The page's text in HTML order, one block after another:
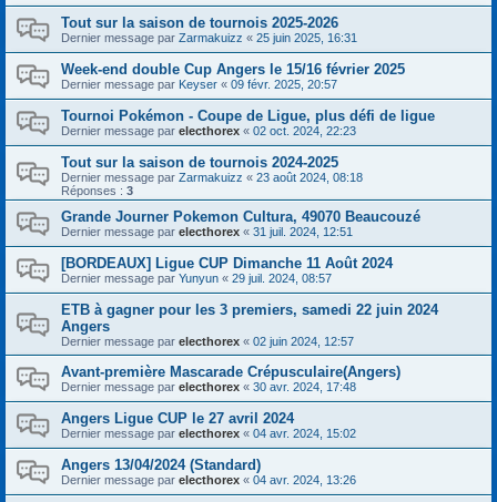
Tout sur la saison de tournois 2025-2026
Dernier message par Zarmakuizz « 25 juin 2025, 16:31
Week-end double Cup Angers le 15/16 février 2025
Dernier message par Keyser « 09 févr. 2025, 20:57
Tournoi Pokémon - Coupe de Ligue, plus défi de ligue
Dernier message par electhorex « 02 oct. 2024, 22:23
Tout sur la saison de tournois 2024-2025
Dernier message par Zarmakuizz « 23 août 2024, 08:18
Réponses : 3
Grande Journer Pokemon Cultura, 49070 Beaucouzé
Dernier message par electhorex « 31 juil. 2024, 12:51
[BORDEAUX] Ligue CUP Dimanche 11 Août 2024
Dernier message par Yunyun « 29 juil. 2024, 08:57
ETB à gagner pour les 3 premiers, samedi 22 juin 2024
Angers
Dernier message par electhorex « 02 juin 2024, 12:57
Avant-première Mascarade Crépusculaire(Angers)
Dernier message par electhorex « 30 avr. 2024, 17:48
Angers Ligue CUP le 27 avril 2024
Dernier message par electhorex « 04 avr. 2024, 15:02
Angers 13/04/2024 (Standard)
Dernier message par electhorex « 04 avr. 2024, 13:26